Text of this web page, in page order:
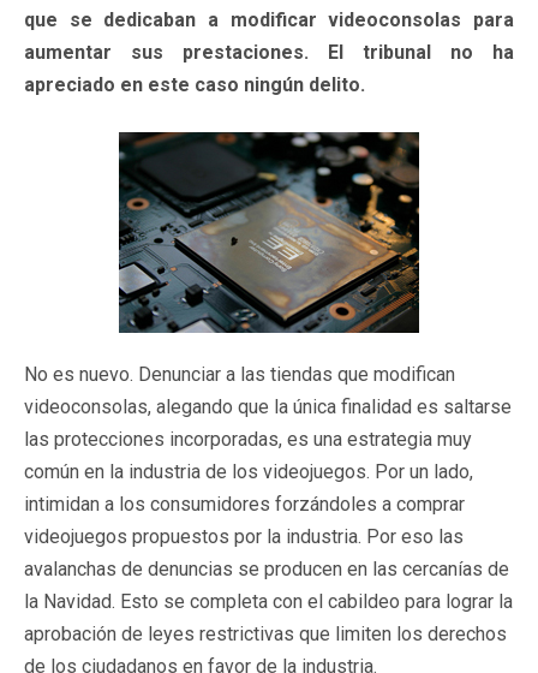
que se dedicaban a modificar videoconsolas para
aumentar sus prestaciones. El tribunal no ha
apreciado en este caso ningún delito.
No es nuevo. Denunciar a las tiendas que modifican
videoconsolas, alegando que la única finalidad es saltarse
las protecciones incorporadas, es una estrategia muy
común en la industria de los videojuegos. Por un lado,
intimidan a los consumidores forzándoles a comprar
videojuegos propuestos por la industria. Por eso las
avalanchas de denuncias se producen en las cercanías de
la Navidad. Esto se completa con el cabildeo para lograr la
aprobación de leyes restrictivas que limiten los derechos
de los ciudadanos en favor de la industria.